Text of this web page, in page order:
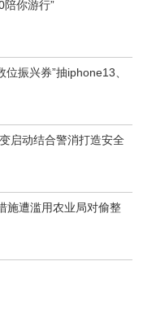
陪你游行”
振兴券”抽iphone13、
启动结合警消打造安全
施遭滥用农业局对偷整